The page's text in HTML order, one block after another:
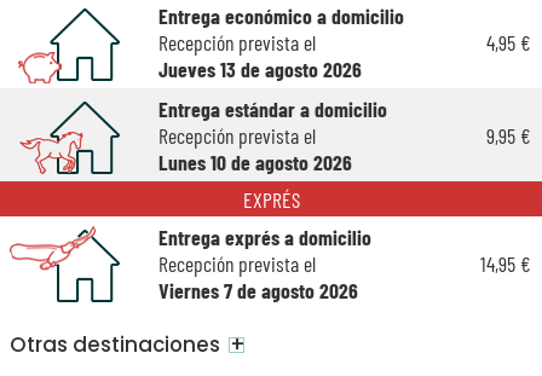
Entrega económico a domicilio
Recepción prevista el
Jueves 13 de agosto 2026
4,95 €
Entrega estándar a domicilio
Recepción prevista el
Lunes 10 de agosto 2026
9,95 €
EXPRÉS
Entrega exprés a domicilio
Recepción prevista el
Viernes 7 de agosto 2026
14,95 €
Otras destinaciones +